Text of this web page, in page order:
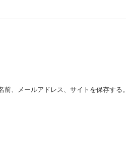
、メールアドレス、サイトを保存する。